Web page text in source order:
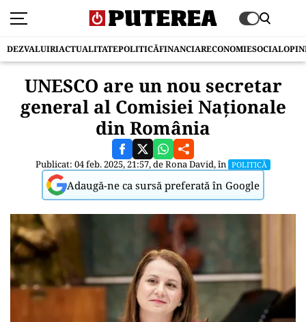
DEZVALUIRIACTUALITATEPOLITICĂFINANCIARECONOMIESOCIAL
UNESCO are un nou secretar
general al Comisiei Naționale
din România
Publicat: 04 feb. 2025, 21:57, deRona David, în POLITICĂ
Adaugă-ne ca sursă preferată în Google